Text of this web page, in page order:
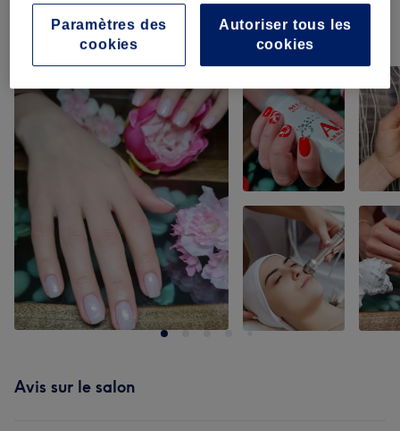
Notre travail
Avis sur le salon
Autoriser tous les
cookies
Paramètres des
cookies